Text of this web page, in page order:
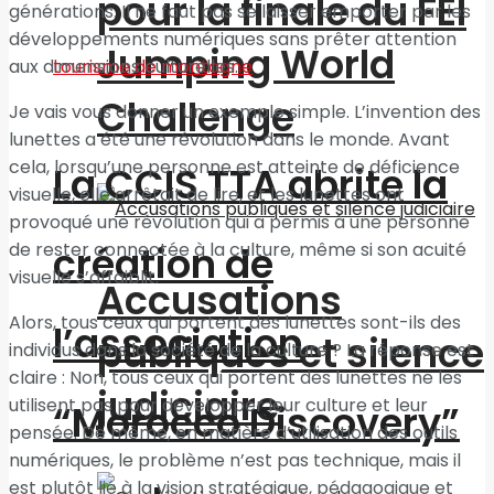
pour la finale du FEI
Jumping World
Challenge
Accusations
publiques et silence
judiciaire
La CCIS TTA abrite la
création de
l’association
“Morocco Discovery”
générations. Il ne faut pas se laisser emporter par les
développements numériques sans prêter attention
aux dimensions culturelles.
Je vais vous donner un exemple simple. L’invention des
lunettes a été une révolution dans le monde. Avant
cela, lorsqu’une personne est atteinte de déficience
visuelle, elle arrêtait de lire, et les lunettes ont
provoqué une révolution qui a permis à une personne
de rester connectée à la culture, même si son acuité
visuelle s’affaiblit.
Alors, tous ceux qui portent des lunettes sont-ils des
individus dans la société de la culture ? La réponse est
claire : Non, tous ceux qui portent des lunettes ne les
utilisent pas pour développer leur culture et leur
pensée. De même, en matière d’utilisation des outils
numériques, le problème n’est pas technique, mais il
est plutôt lié à la vision stratégique, pédagogique et